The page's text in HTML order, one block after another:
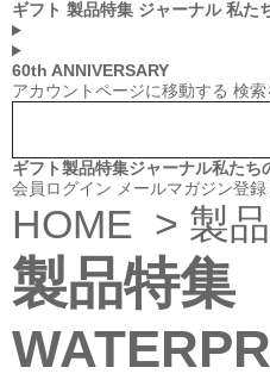
ギフト 製品特集 ジャーナル 私た
60th ANNIVERSARY
アカウントページに移動する 検索
ギフト製品特集ジャーナル私たち
会員ログイン メールマガジン登録
HOME > 製
製品特集